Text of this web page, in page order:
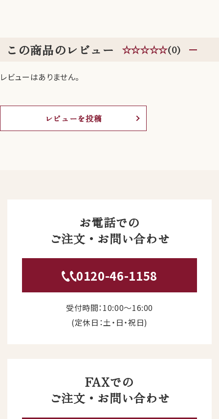
この商品のレビュー ☆☆☆☆☆(0)
レビューはありません。
レビューを投稿
お電話での
ご注文・お問い合わせ
0120-46-1158
受付時間：10:00〜16:00
(定休日：土・日・祝日)
FAXでの
ご注文・お問い合わせ